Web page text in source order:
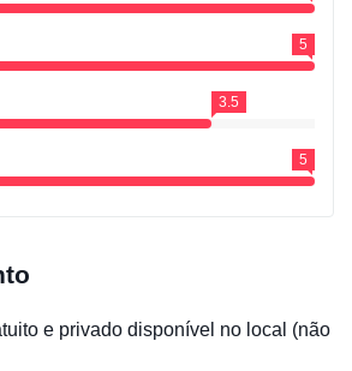
5
3.5
5
e privado disponível no local (não